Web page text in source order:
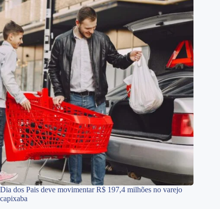
Dia dos Pais deve movimentar R$ 197,4 milhões no varejo
capixaba